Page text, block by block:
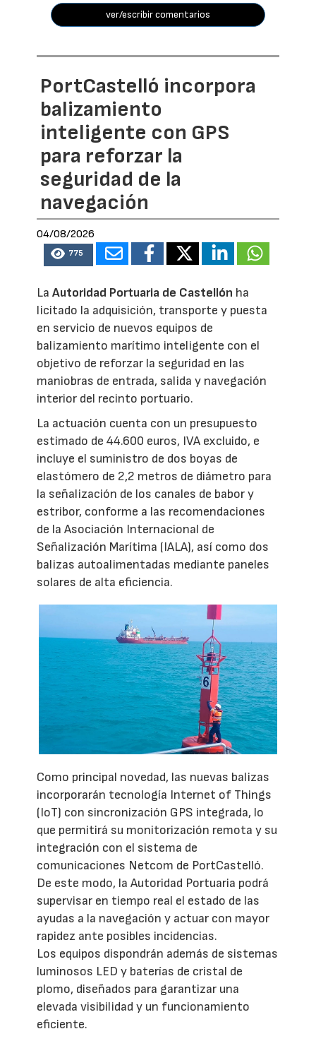
ver/escribir comentarios
PortCastelló incorpora
balizamiento
inteligente con GPS
para reforzar la
seguridad de la
navegación
04/08/2026
775
LaAutoridad Portuaria de Castellón ha
licitado la adquisición, transporte y puesta
en servicio de nuevos equipos de
balizamiento marítimo inteligente con el
objetivo de reforzar la seguridad en las
maniobras de entrada, salida y navegación
interior del recinto portuario.
La actuación cuenta con un presupuesto
estimado de 44.600 euros, IVA excluido, e
incluye el suministro de dos boyas de
elastómero de 2,2 metros de diámetro para
la señalización de los canales de babor y
estribor, conforme a las recomendaciones
de la Asociación Internacional de
Señalización Marítima (IALA), así como dos
balizas autoalimentadas mediante paneles
solares de alta eficiencia.
Como principal novedad, las nuevas balizas
incorporarán tecnología Internet of Things
(IoT) con sincronización GPS integrada, lo
que permitirá su monitorización remota y su
integración con el sistema de
comunicaciones Netcom de PortCastelló.
De este modo, la Autoridad Portuaria podrá
supervisar en tiempo real el estado de las
ayudas a la navegación y actuar con mayor
rapidez ante posibles incidencias.
Los equipos dispondrán además de sistemas
luminosos LED y baterías de cristal de
plomo, diseñados para garantizar una
elevada visibilidad y un funcionamiento
eficiente.